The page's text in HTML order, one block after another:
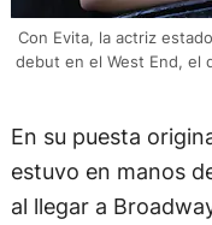
Con Evita, la actriz
debut en el West End, el
En su puesta
estuvo en manos
al llegar a